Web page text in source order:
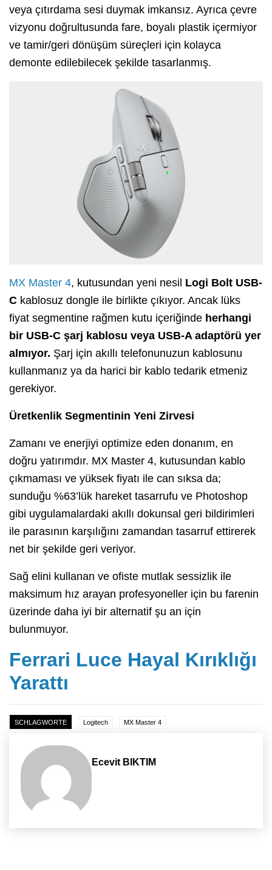
veya çıtırdama sesi duymak imkansız. Ayrıca çevre
vizyonu doğrultusunda fare, boyalı plastik içermiyor
ve tamir/geri dönüşüm süreçleri için kolayca
demonte edilebilecek şekilde tasarlanmış.
MX Master 4, kutusundan yeni nesil Logi Bolt USB-
C kablosuz dongle ile birlikte çıkıyor. Ancak lüks
fiyat segmentine rağmen kutu içeriğinde herhangi
bir USB-C şarj kablosu veya USB-A adaptörü yer
almıyor. Şarj için akıllı telefonunuzun kablosunu
kullanmanız ya da harici bir kablo tedarik etmeniz
gerekiyor.
Üretkenlik Segmentinin Yeni Zirvesi
Zamanı ve enerjiyi optimize eden donanım, en
doğru yatırımdır. MX Master 4, kutusundan kablo
çıkmaması ve yüksek fiyatı ile can sıksa da;
sunduğu %63’lük hareket tasarrufu ve Photoshop
gibi uygulamalardaki akıllı dokunsal geri bildirimleri
ile parasının karşılığını zamandan tasarruf ettirerek
net bir şekilde geri veriyor.
Sağ elini kullanan ve ofiste mutlak sessizlik ile
maksimum hız arayan profesyoneller için bu farenin
üzerinde daha iyi bir alternatif şu an için
bulunmuyor.
Ferrari Luce Hayal Kırıklığı
Yarattı
SCHLAGWORTE Logitech MX Master 4
Ecevit BIKTIM